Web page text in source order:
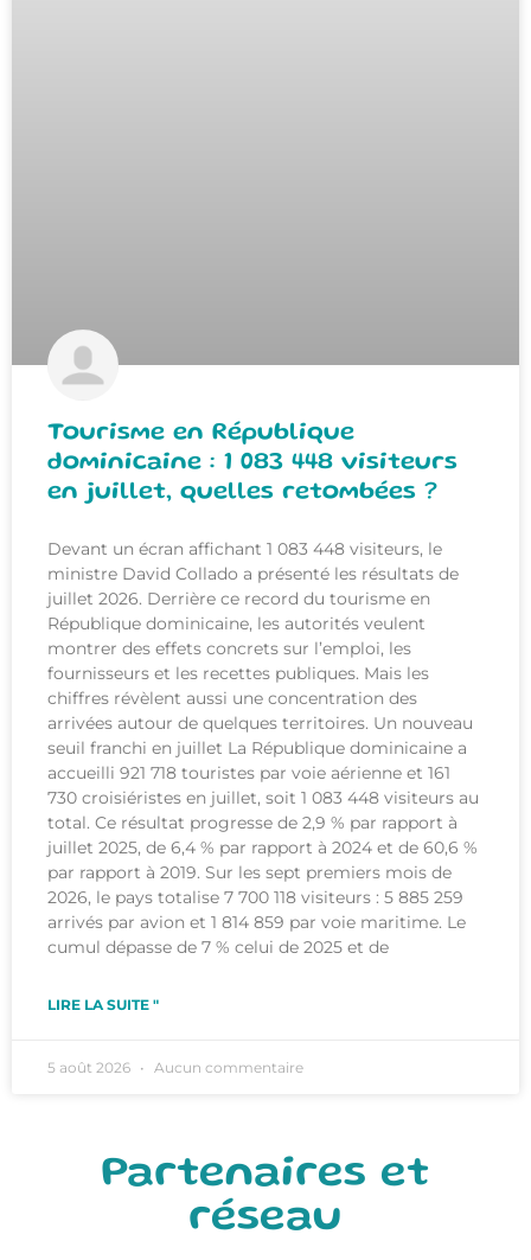
Tourisme en République
dominicaine : 1 083 448 visiteurs
en juillet, quelles retombées ?
Devant un écran affichant 1 083 448 visiteurs, le
ministre David Collado a présenté les résultats de
juillet 2026. Derrière ce record du tourisme en
République dominicaine, les autorités veulent
montrer des effets concrets sur l’emploi, les
fournisseurs et les recettes publiques. Mais les
chiffres révèlent aussi une concentration des
arrivées autour de quelques territoires. Un nouveau
seuil franchi en juillet La République dominicaine a
accueilli 921 718 touristes par voie aérienne et 161
730 croisiéristes en juillet, soit 1 083 448 visiteurs au
total. Ce résultat progresse de 2,9 % par rapport à
juillet 2025, de 6,4 % par rapport à 2024 et de 60,6 %
par rapport à 2019. Sur les sept premiers mois de
2026, le pays totalise 7 700 118 visiteurs : 5 885 259
arrivés par avion et 1 814 859 par voie maritime. Le
cumul dépasse de 7 % celui de 2025 et de
LIRE LA SUITE "
5 août 2026 Aucun commentaire
Partenaires et
réseau